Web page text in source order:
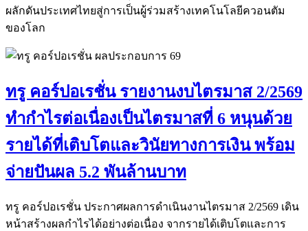
ผลักดันประเทศไทยสู่การเป็นผู้ร่วมสร้างเทคโนโลยีควอนตัม
ของโลก
ทรู คอร์ปอเรชั่น รายงานงบไตรมาส 2/2569
ทำกำไรต่อเนื่องเป็นไตรมาสที่ 6 หนุนด้วย
รายได้ที่เติบโตและวินัยทางการเงิน พร้อม
จ่ายปันผล 5.2 พันล้านบาท
ทรู คอร์ปอเรชั่น ประกาศผลการดำเนินงานไตรมาส 2/2569 เดิน
หน้าสร้างผลกำไรได้อย่างต่อเนื่อง จากรายได้เติบโตและการ